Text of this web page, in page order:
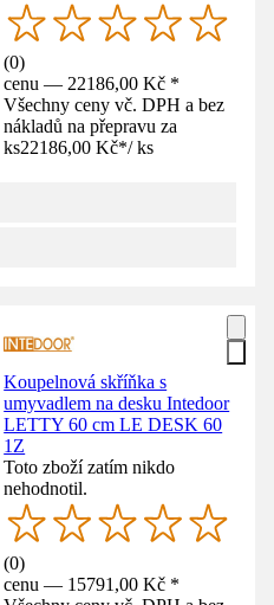
(0)
cenu — 22186,00 Kč *
Všechny ceny vč. DPH a bez
nákladů na přepravu za
ks22186,00 Kč*/ ks
Koupelnová skříňka s
umyvadlem na desku Intedoor
LETTY 60 cm LE DESK 60
1Z
Toto zboží zatím nikdo
nehodnotil.
(0)
cenu — 15791,00 Kč *